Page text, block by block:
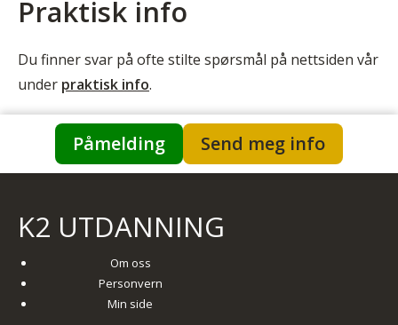
Praktisk info
Du finner svar på ofte stilte spørsmål på nettsiden vår
under praktisk info.
Påmelding Send meg info
K2 UTDANNING
Om oss
Personvern
Min side